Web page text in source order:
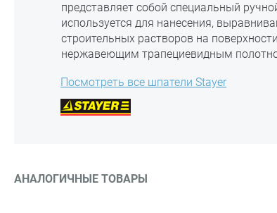
представляет собой специальный
используется для нанесения,
строительных растворов на
нержавеющим трапециевидным
Посмотреть все шпатели Stayer
АНАЛОГИЧНЫЕ ТОВАРЫ